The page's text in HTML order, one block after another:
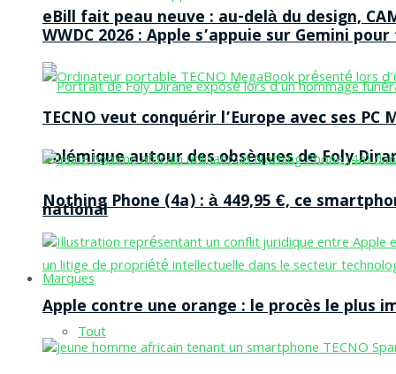
eBill fait peau neuve : au-delà du design,
Polémique autour des obsèques de Foly
national
Marques
Tout
WWDC 2026 : Apple s’appuie sur Gemini
TECNO veut conquérir l’Europe avec ses
Nothing Phone (4a) : à 449,95 €, ce
Apple contre une orange : le procès le plus